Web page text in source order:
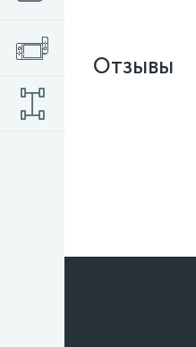
Отзывы